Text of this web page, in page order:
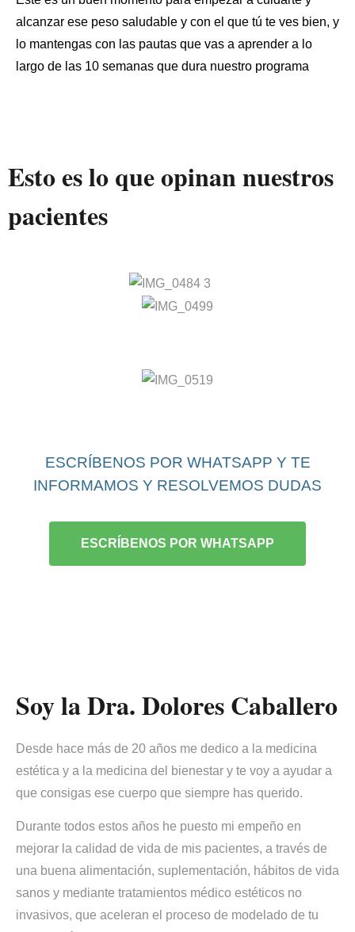
alcanzar ese peso saludable y con el que tú te ves bien, y
lo mantengas con las pautas que vas a aprender a lo
largo de las 10 semanas que dura nuestro programa
Esto es lo que opinan nuestros
pacientes
ESCRÍBENOS POR WHATSAPP Y TE
INFORMAMOS Y RESOLVEMOS DUDAS
ESCRÍBENOS POR WHATSAPP
Soy la Dra. Dolores Caballero
Desde hace más de 20 años me dedico a la medicina
estética y a la medicina del bienestar y te voy a ayudar a
que consigas ese cuerpo que siempre has querido.
Durante todos estos años he puesto mi empeño en
mejorar la calidad de vida de mis pacientes, a través de
una buena alimentación, suplementación, hábitos de vida
sanos y mediante tratamientos médico estéticos no
invasivos, que aceleran el proceso de modelado de tu